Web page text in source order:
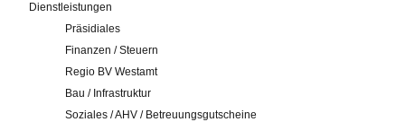
Dienstleistungen
Präsidiales
Finanzen / Steuern
Regio BV Westamt
Bau / Infrastruktur
Soziales / AHV / Betreuungsgutscheine